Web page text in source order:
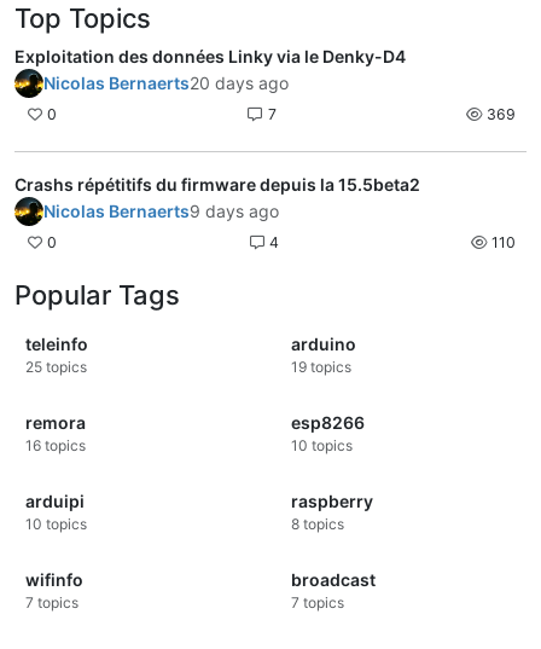
Top Topics
Exploitation des données Linky via le Denky-D4
Nicolas Bernaerts20 days ago
0 7 369
Crashs répétitifs du firmware depuis la 15.5beta2
Nicolas Bernaerts9 days ago
0 4 110
Popular Tags
teleinfo
25 topics
arduino
19 topics
remora
16 topics
esp8266
10 topics
arduipi
10 topics
raspberry
8 topics
wifinfo
7 topics
broadcast
7 topics